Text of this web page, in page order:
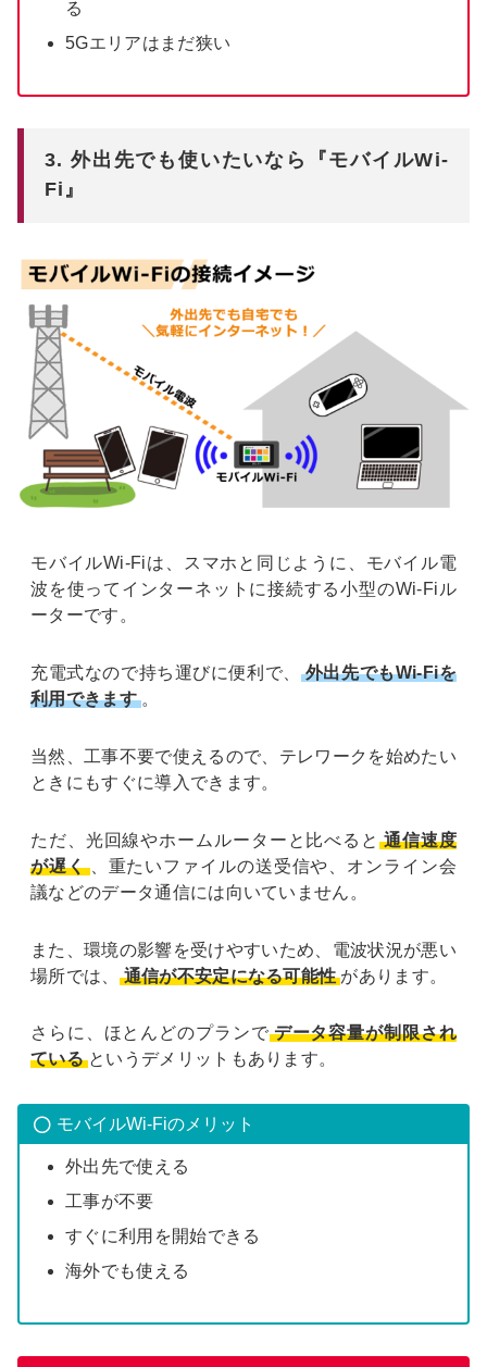
る
5Gエリアはまだ狭い
3. 外出先でも使いたいなら『モバイルWi-
Fi』
モバイルWi-Fiは、スマホと同じように、モバイル電
波を使ってインターネットに接続する小型のWi-Fiル
ーターです。
充電式なので持ち運びに便利で、
外出先でもWi-Fiを
利用できます 。
当然、工事不要で使えるので、テレワークを始めたい
ときにもすぐに導入できます。
ただ、光回線やホームルーターと比べると 通信速度
が遅く 、重たいファイルの送受信や、オンライン会
議などのデータ通信には向いていません。
また、環境の影響を受けやすいため、電波状況が悪い
場所では、
通信が不安定になる可能性 があります。
さらに、ほとんどのプランで データ容量が制限され
ている というデメリットもあります。
モバイルWi-Fiのメリット
外出先で使える
工事が不要
すぐに利用を開始できる
海外でも使える